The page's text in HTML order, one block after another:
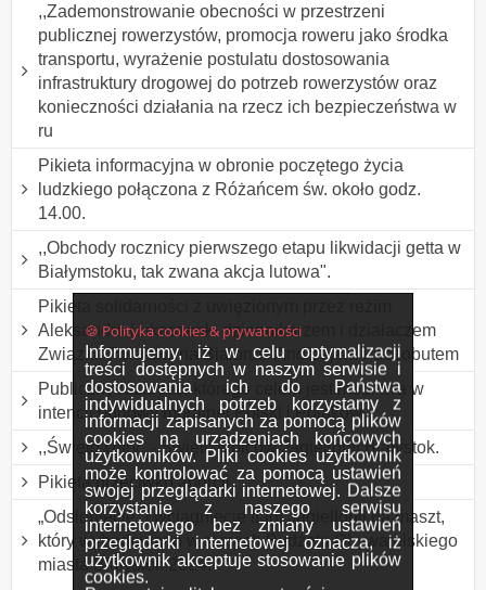
🍪 Polityka cookies & prywatności
Informujemy, iż w celu optymalizacji
treści dostępnych w naszym serwisie i
dostosowania ich do Państwa
indywidualnych potrzeb korzystamy z
informacji zapisanych za pomocą plików
cookies na urządzeniach końcowych
użytkowników. Pliki cookies użytkownik
może kontrolować za pomocą ustawień
swojej przeglądarki internetowej. Dalsze
korzystanie z naszego serwisu
internetowego bez zmiany ustawień
przeglądarki internetowej oznacza, iż
użytkownik akceptuje stosowanie plików
cookies.
,,Zademonstrowanie obecności w przestrzeni
publicznej rowerzystów, promocja roweru jako środka
transportu, wyrażenie postulatu dostosowania
infrastruktury drogowej do potrzeb rowerzystów oraz
konieczności działania na rzecz ich bezpieczeństwa w
ru
Pikieta informacyjna w obronie poczętego życia
ludzkiego połączona z Różańcem św. około godz.
14.00.
,,Obchody rocznicy pierwszego etapu likwidacji getta w
Białymstoku, tak zwana akcja lutowa".
Pikieta solidarności z uwięzionym przez reżim
Aleksandra Łukaszenki dziennikarzem i działaczem
Związku Polaków na Białorusi Andrzejem Poczobutem
Publiczny różaniec, którego celem jest modlitwa w
intencji odnowy moralnej Polski i Polaków.
,,Święto Ultry" - Święto kibiców Jagiellonii Białystok.
Pikieta przeciwko aborcji
„Odsłonięcie” i wciągnięcie flagi Jagiellonii na maszt,
który wybudowano w ramach Budżetu Obywatelskiego
miasta Białystok 2024.